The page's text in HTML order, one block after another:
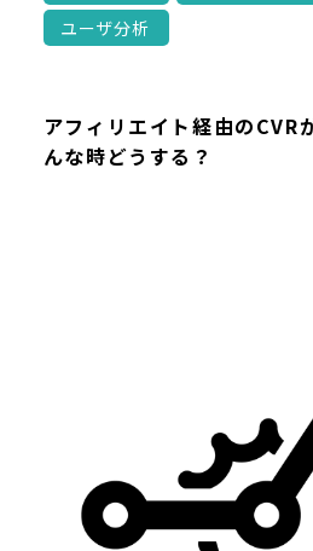
ユーザ分析
アフィリエイト経由のCVR
んな時どうする？